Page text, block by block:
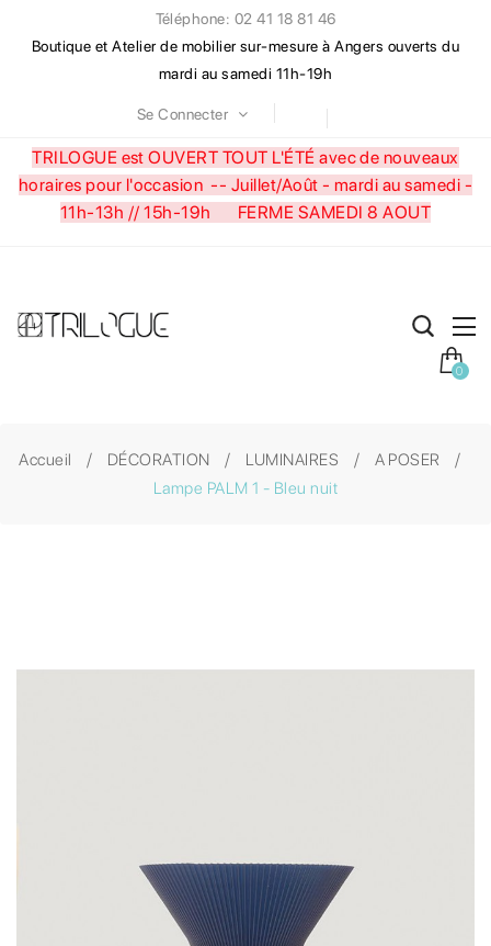
Téléphone: 02 41 18 81 46
Boutique et Atelier de mobilier sur-mesure à Angers ouverts du
mardi au samedi 11h-19h
Se Connecter
TRILOGUE est OUVERT TOUT L'ÉTÉ avec de nouveaux
horaires pour l'occasion -- Juillet/Août - mardi au samedi -
11h-13h // 15h-19h FERME SAMEDI 8 AOUT
0
Accueil DÉCORATION LUMINAIRES
A POSER
Lampe PALM 1 - Bleu nuit